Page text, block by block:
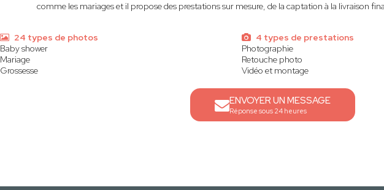
comme les mariages et il propose des prestations sur mesure, de la captation à la livraison
24 types de photos
Baby shower
Mariage
Grossesse
4 types de prestations
Photographie
Retouche photo
Vidéo et montage
ENVOYER UN MESSAGE
Réponse sous 24 heures